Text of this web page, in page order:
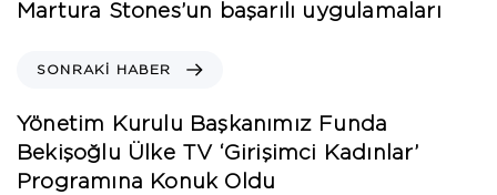
Martura Stones’un başarılı uygulamaları
SONRAKI HABER
Yönetim Kurulu Başkanımız Funda
Bekişoğlu Ülke TV ‘Girişimci Kadınlar’
Programına Konuk Oldu